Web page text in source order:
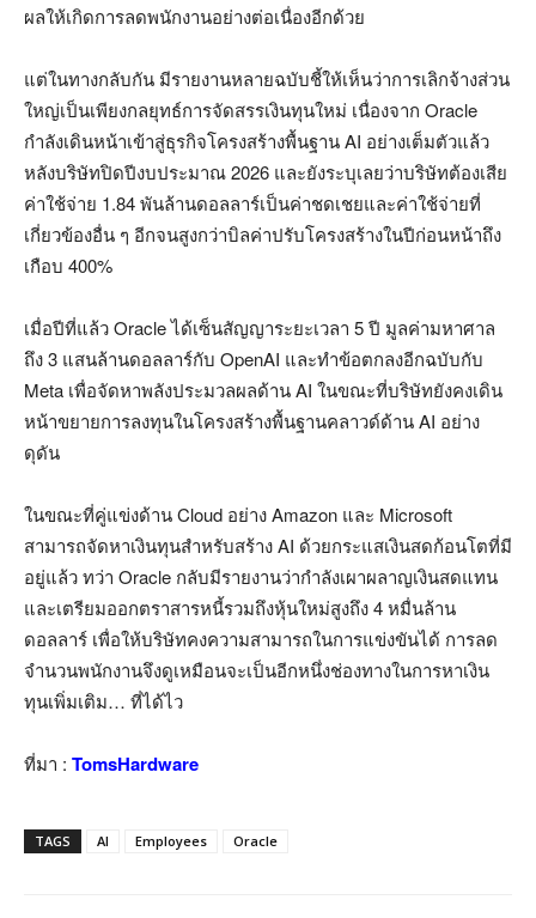
ผลให้เกิดการลดพนักงานอย่างต่อเนื่องอีกด้วย
แต่ในทางกลับกัน มีรายงานหลายฉบับชี้ให้เห็นว่าการเลิกจ้างส่วน
ใหญ่เป็นเพียงกลยุทธ์การจัดสรรเงินทุนใหม่ เนื่องจาก Oracle
กำลังเดินหน้าเข้าสู่ธุรกิจโครงสร้างพื้นฐาน AI อย่างเต็มตัวแล้ว
หลังบริษัทปิดปีงบประมาณ 2026 และยังระบุเลยว่าบริษัทต้องเสีย
ค่าใช้จ่าย 1.84 พันล้านดอลลาร์เป็นค่าชดเชยและค่าใช้จ่ายที่
เกี่ยวข้องอื่น ๆ อีกจนสูงกว่าบิลค่าปรับโครงสร้างในปีก่อนหน้าถึง
เกือบ 400%
เมื่อปีที่แล้ว Oracle ได้เซ็นสัญญาระยะเวลา 5 ปี มูลค่ามหาศาล
ถึง 3 แสนล้านดอลลาร์กับ OpenAI และทำข้อตกลงอีกฉบับกับ
Meta เพื่อจัดหาพลังประมวลผลด้าน AI ในขณะที่บริษัทยังคงเดิน
หน้าขยายการลงทุนในโครงสร้างพื้นฐานคลาวด์ด้าน AI อย่าง
ดุดัน
ในขณะที่คู่แข่งด้าน Cloud อย่าง Amazon และ Microsoft
สามารถจัดหาเงินทุนสำหรับสร้าง AI ด้วยกระแสเงินสดก้อนโตที่มี
อยู่แล้ว ทว่า Oracle กลับมีรายงานว่ากำลังเผาผลาญเงินสดแทน
และเตรียมออกตราสารหนี้รวมถึงหุ้นใหม่สูงถึง 4 หมื่นล้าน
ดอลลาร์ เพื่อให้บริษัทคงความสามารถในการแข่งขันได้ การลด
จำนวนพนักงานจึงดูเหมือนจะเป็นอีกหนึ่งช่องทางในการหาเงิน
ทุนเพิ่มเติม… ที่ได้ไว
ที่มา : TomsHardware
TAGS AI Employees Oracle